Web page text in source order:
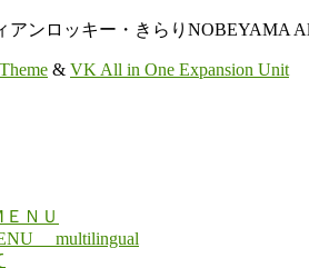
ンロッキー・きらりNOBEYAMA All
& VK All in One Expansion Unit
ＮＵ
multilingual